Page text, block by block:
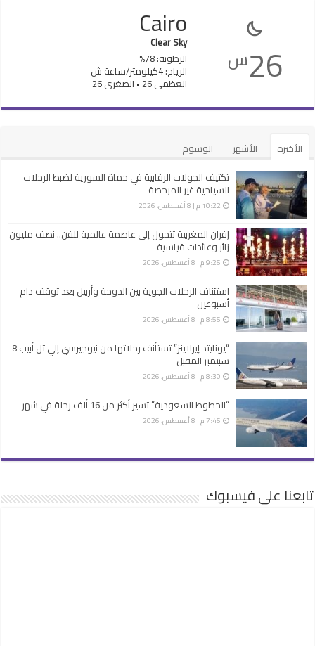
26س
Cairo
Clear Sky
الرطوبة: 78%
الرياح: 4كيلومتر/ساعة ش
العظمى 26 • الصغرى 26
الأخيرة الأشهر
الوسوم
تكثيف الجولات الرقابية في حماة السورية لضبط الرحلات
السياحية غير ‏المرخصة
10:22 م | 8 أغسطس، 2026
إفران المغربية تتحول إلى عاصمة عالمية للفن.. نصف مليون
زائر وعائدات قياسية
9:25 م | 8 أغسطس، 2026
استئناف الرحلات الجوية بين الدوحة وأربيل بعد توقف دام
أسبوعين
8:55 م | 8 أغسطس، 2026
“يونايتد إيرلاينز” تستأنف رحلاتها من نيوجيرسي إلي تل أبيب 8
سبتمبر المقبل
8:30 م | 8 أغسطس، 2026
“الخطوط السعودية” تسير أكثر من 16 ألف رحلة في شهر
7:45 م | 8 أغسطس، 2026
تابعنا على فيسبوك